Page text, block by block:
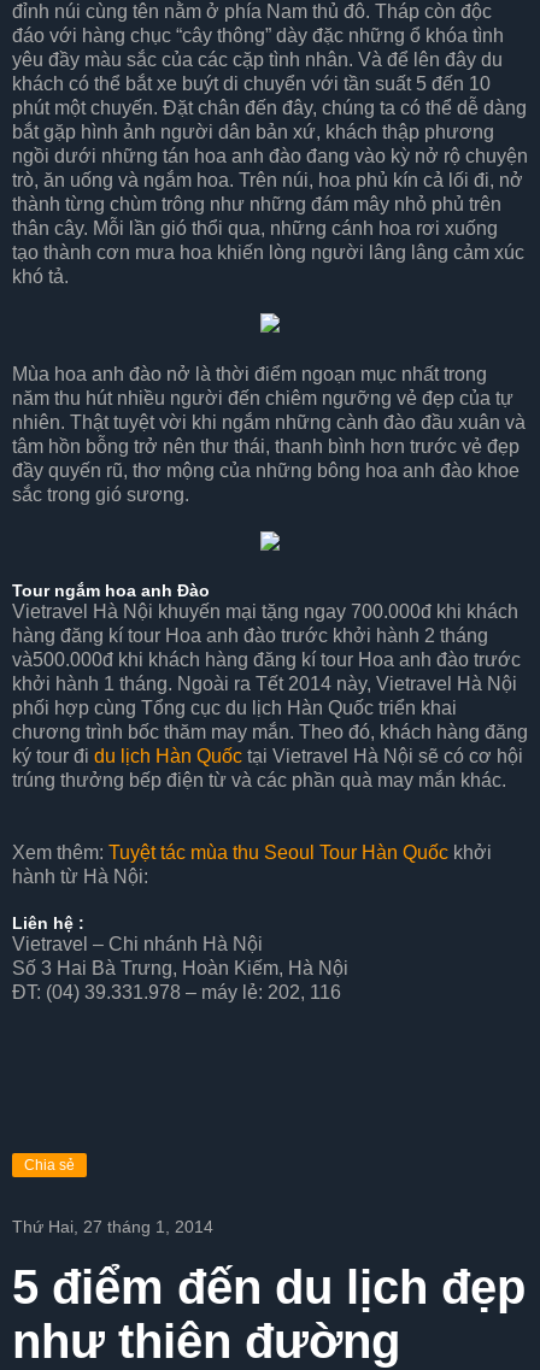
đỉnh núi cùng tên nằm ở phía Nam thủ đô. Tháp còn độc
đáo với hàng chục “cây thông” dày đặc những ổ khóa tình
yêu đầy màu sắc của các cặp tình nhân. Và để lên đây du
khách có thể bắt xe buýt di chuyển với tần suất 5 đến 10
phút một chuyến. Đặt chân đến đây, chúng ta có thể dễ dàng
bắt gặp hình ảnh người dân bản xứ, khách thập phương
ngồi dưới những tán hoa anh đào đang vào kỳ nở rộ chuyện
trò, ăn uống và ngắm hoa. Trên núi, hoa phủ kín cả lối đi, nở
thành từng chùm trông như những đám mây nhỏ phủ trên
thân cây. Mỗi lần gió thổi qua, những cánh hoa rơi xuống
tạo thành cơn mưa hoa khiến lòng người lâng lâng cảm xúc
khó tả.
Mùa hoa anh đào nở là thời điểm ngoạn mục nhất trong
năm thu hút nhiều người đến chiêm ngưỡng vẻ đẹp của tự
nhiên. Thật tuyệt vời khi ngắm những cành đào đầu xuân và
tâm hồn bỗng trở nên thư thái, thanh bình hơn trước vẻ đẹp
đầy quyến rũ, thơ mộng của những bông hoa anh đào khoe
sắc trong gió sương.
Tour ngắm hoa anh Đào
Vietravel Hà Nội khuyến mại tặng ngay 700.000đ khi khách
hàng đăng kí tour Hoa anh đào trước khởi hành 2 tháng
và500.000đ khi khách hàng đăng kí tour Hoa anh đào trước
khởi hành 1 tháng. Ngoài ra Tết 2014 này, Vietravel Hà Nội
phối hợp cùng Tổng cục du lịch Hàn Quốc triển khai
chương trình bốc thăm may mắn. Theo đó, khách hàng đăng
ký tour đi du lịch Hàn Quốc tại Vietravel Hà Nội sẽ có cơ hội
trúng thưởng bếp điện từ và các phần quà may mắn khác.
Xem thêm: Tuyệt tác mùa thu Seoul Tour Hàn Quốc khởi
hành từ Hà Nội:
Liên hệ :
Vietravel – Chi nhánh Hà Nội
Số 3 Hai Bà Trưng, Hoàn Kiếm, Hà Nội
ĐT: (04) 39.331.978 – máy lẻ: 202, 116
Chia sẻ
Thứ Hai, 27 tháng 1, 2014
5 điểm đến du lịch đẹp
như thiên đường